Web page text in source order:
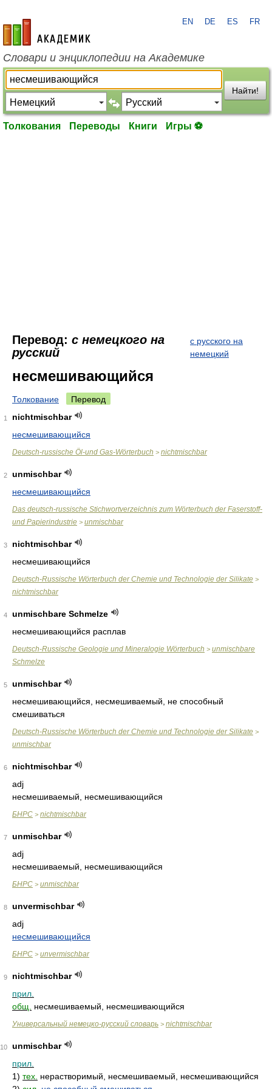
academic.ru
EN DE ES FR
Словари и энциклопедии на Академике
Найти!
Толкования Переводы Книги Игры ⚽
Перевод: с немецкого на
русский
с русского на
немецкий
несмешивающийся
Толкование Перевод
1
nichtmischbar
несмешивающийся
Deutsch-russische Öl-und Gas-Wörterbuch > nichtmischbar
2
unmischbar
несмешивающийся
Das deutsch-russische Stichwortverzeichnis zum Wörterbuch der Faserstoff-
und Papierindustrie > unmischbar
3
nichtmischbar
несмешивающийся
Deutsch-Russische Wörterbuch der Chemie und Technologie der Silikate >
nichtmischbar
4
unmischbare Schmelze
несмешивающийся расплав
Deutsch-Russische Geologie und Mineralogie Wörterbuch > unmischbare
Schmelze
5
unmischbar
несмешивающийся, несмешиваемый, не способный
смешиваться
Deutsch-Russische Wörterbuch der Chemie und Technologie der Silikate >
unmischbar
6
nichtmischbar
adj
несмешиваемый, несмешивающийся
БНРС > nichtmischbar
7
unmischbar
adj
несмешиваемый, несмешивающийся
БНРС > unmischbar
8
unvermischbar
adj
несмешивающийся
БНРС > unvermischbar
9
nichtmischbar
прил.
общ.
несмешиваемый, несмешивающийся
Универсальный немецко-русский словарь > nichtmischbar
10
unmischbar
прил.
1) тех. нерастворимый, несмешиваемый, несмешивающийся